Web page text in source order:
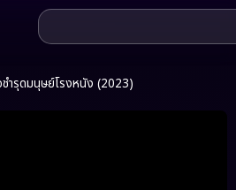
ำรุดมนุษย์โรงหนัง (2023)